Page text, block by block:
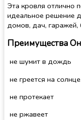
Эта кровля отлично
идеальное решение
домов, дач, гаражей,
Преимущества
не шумит в дождь
не греется на солнце
не протекает
не ржавеет